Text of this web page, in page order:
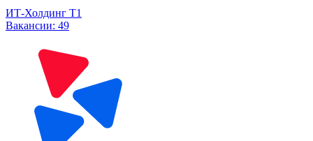
ИТ-Холдинг Т1
Вакансии: 49